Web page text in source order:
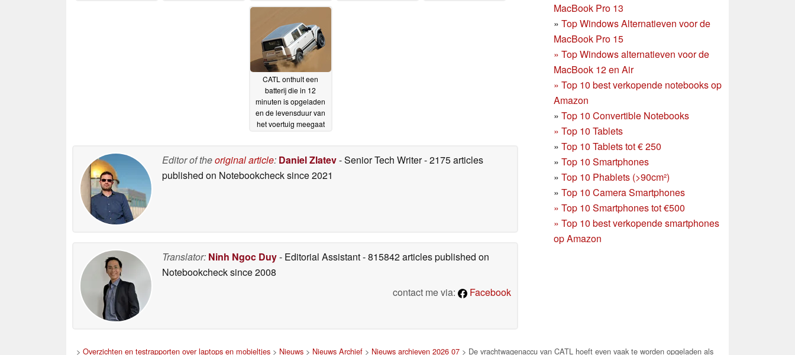
MacBook Pro 13
» Top Windows Alternatieven voor de
MacBook Pro 15
» Top Windows alternatieven voor de
MacBook 12 en Air
» Top 10 best verkopende notebooks op
Amazon
» Top 10 Convertible Notebooks
» Top 10 Tablets
» Top 10 Tablets tot € 250
» Top 10 Smartphones
» Top 10 Phablets (>90cm²)
» Top 10 Camera Smartphones
» Top 10 Smartphones tot €500
» Top 10 best verkopende smartphones
op Amazon
CATL onthult een
batterij die in 12
minuten is opgeladen
en de levensduur van
het voertuig meegaat
Editor of theoriginal article: Daniel Zlatev- Senior Tech Writer- 2175 articles
published on Notebookchecksince 2021
Translator: Ninh Ngoc Duy- Editorial Assistant- 815842 articles published on
Notebookchecksince 2008
contact me via:
Facebook
> Overzichten en testrapporten over laptops en mobieltjes> Nieuws> Nieuws Archief> Nieuws archieven 2026 07> De vrachtwagenaccu van CATL hoeft even vaak te worden opgeladen als